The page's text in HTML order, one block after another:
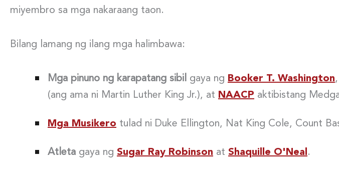
miyembro sa mga nakaraang taon.
Bilang lamang ng ilang mga halimbawa:
Mga pinuno ng karapatang sibil gaya ng Booker T. Washington
(ang ama ni Martin Luther King Jr.), at NAACP aktibistang
Mga Musikero tulad ni Duke Ellington, Nat King Cole, Count
Atleta gaya ng Sugar Ray Robinson at Shaquille O'Neal.